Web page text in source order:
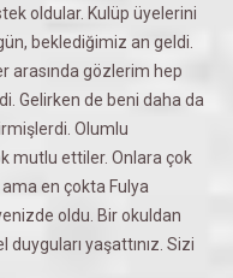
oldular. Kulüp üyelerini
beklediğimiz an geldi.
arasında gözlerim hep
Gelirken de beni daha da
Olumlu
mutlu ettiler. Onlara çok
en çokta Fulya
oldu. Bir okuldan
yaşattınız. Sizi